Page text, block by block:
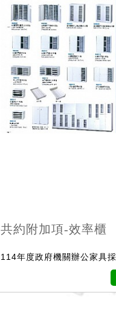
共約附加項-效率櫃
114年度政府機關辦公家具